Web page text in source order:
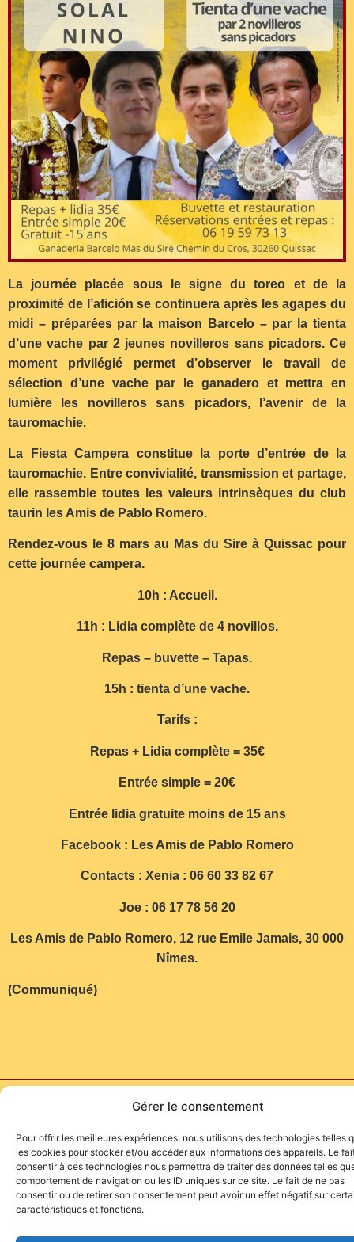
Gérer le consentement
Pour offrir les meilleures expériences, nous utilisons des technologies telles
les cookies pour stocker et/ou accéder aux informations des appareils. Le
consentir à ces technologies nous permettra de traiter des données telles
comportement de navigation ou les ID uniques sur ce site. Le fait de ne pas
consentir ou de retirer son consentement peut avoir un effet négatif sur
caractéristiques et fonctions.
La journée placée sous le signe du toreo et de la
proximité de l’afición se continuera après les agapes du
midi – préparées par la maison Barcelo – par la tienta
d’une vache par 2 jeunes novilleros sans picadors. Ce
moment privilégié permet d’observer le travail de
sélection d’une vache par le ganadero et mettra en
lumière les novilleros sans picadors, l’avenir de la
tauromachie.
La Fiesta Campera constitue la porte d’entrée de la
tauromachie. Entre convivialité, transmission et partage,
elle rassemble toutes les valeurs intrinsèques du club
taurin les Amis de Pablo Romero.
Rendez-vous le 8 mars au Mas du Sire à Quissac pour
cette journée campera.
10h : Accueil.
11h : Lidia complète de 4 novillos.
Repas – buvette – Tapas.
15h : tienta d’une vache.
Tarifs :
Repas + Lidia complète = 35€
Entrée simple = 20€
Entrée lidia gratuite moins de 15 ans
Facebook : Les Amis de Pablo Romero
Contacts : Xenia : 06 60 33 82 67
Joe : 06 17 78 56 20
Les Amis de Pablo Romero, 12 rue Emile Jamais, 30 000
Nîmes.
(Communiqué)
Site de l'association TOROFIESTA